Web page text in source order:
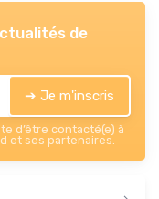
de
➔ Je m'inscris
d’être contacté(e) à
et ses partenaires.